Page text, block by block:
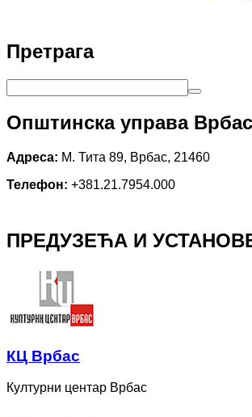
Претрага
Општинска управа Врбас
Адреса: М. Тита 89, Врбас, 21460
Телефон: +381.21.7954.000
ПРЕДУЗЕЋА И
КЦ Врбас
Културни центар Врбас